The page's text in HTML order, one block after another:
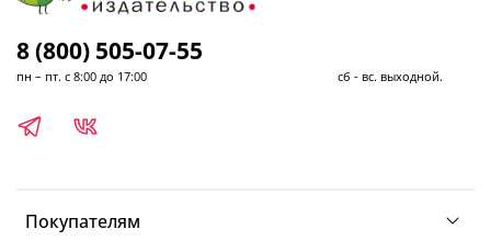
Покупателям
8 (800) 505-07-55
пн – пт. с 8:00 до 17:00 сб - вс. выходной.